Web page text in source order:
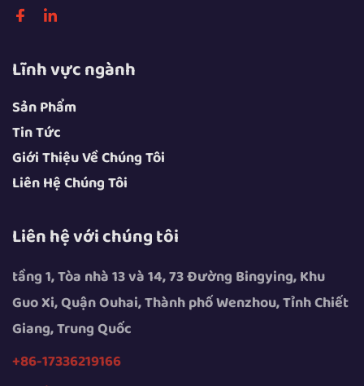
Lĩnh vực ngành
Sản Phẩm
Tin Tức
Giới Thiệu Về Chúng Tôi
Liên Hệ Chúng Tôi
Liên hệ với chúng tôi
tầng 1, Tòa nhà 13 và 14, 73 Đường Bingying, Khu
Guo Xi, Quận Ouhai, Thành phố Wenzhou, Tỉnh Chiết
Giang, Trung Quốc
+86-17336219166